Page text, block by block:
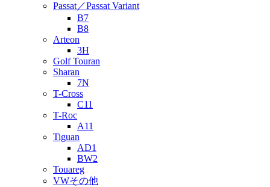
Passat／Passat Variant
B7
B8
Arteon
3H
Golf Touran
Sharan
7N
T-Cross
C11
T-Roc
A11
Tiguan
AD1
BW2
Touareg
VWその他